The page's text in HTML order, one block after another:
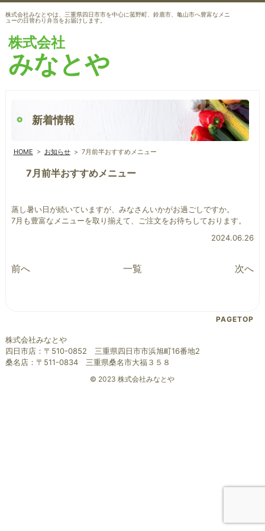
株式会社みなとやは、三重県四日市市を中心に菰野町、鈴鹿市、亀山市へ豊富なメニ
ューの日替わり弁当をお届けします。
株式会社
みなとや
新着情報
HOME > お知らせ> 7月前半おすすめメニュー
7月前半おすすめメニュー
蒸し暑い日が続いていますが、みなさんいかがお過ごしですか。
7月も豊富なメニューを取り揃えて、ご注文をお待ちしております。
2024.06.26
前へ 一覧 次へ
PAGETOP
株式会社みなとや
四日市店：〒510-0852 三重県四日市市浜旭町16番地2
桑名店：〒511-0834 三重県桑名市大福３５８
© 2023 株式会社みなとや